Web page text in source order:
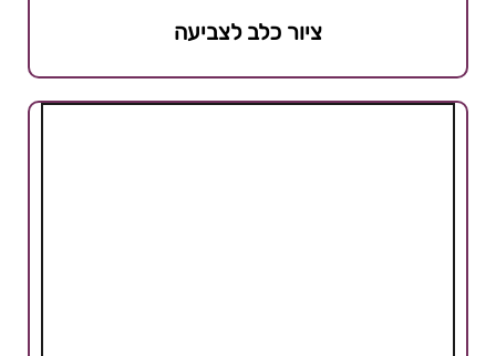
ציור כלב לצביעה